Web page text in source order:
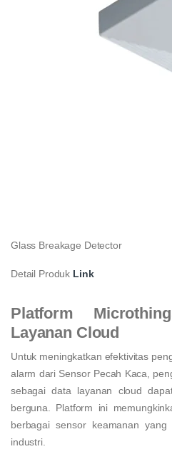
Glass Breakage Detector
Detail Produk Link
Platform
Layanan Cloud
Untuk meningkatkan efektivitas
alarm dari Sensor Pecah Kaca,
sebagai data layanan cloud
berguna. Platform ini
berbagai sensor keamanan
industri.